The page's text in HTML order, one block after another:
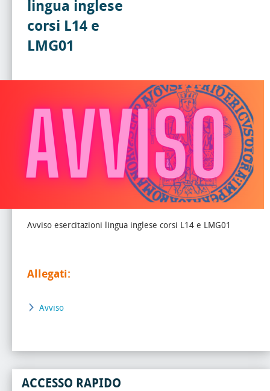
lingua inglese
corsi L14 e
LMG01
Avviso esercitazioni lingua inglese corsi L14 e LMG01
Allegati:
Avviso
ACCESSO RAPIDO